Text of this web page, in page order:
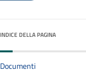
INDICE DELLA PAGINA
Documenti